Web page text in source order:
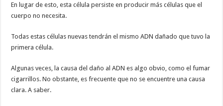
En lugar de esto, esta célula persiste en producir más células que el
cuerpo no necesita.
Todas estas células nuevas tendrán el mismo ADN dañado que tuvo la
primera célula.
Algunas veces, la causa del daño al ADN es algo obvio, como el fumar
cigarrillos. No obstante, es frecuente que no se encuentre una causa
clara. A saber.